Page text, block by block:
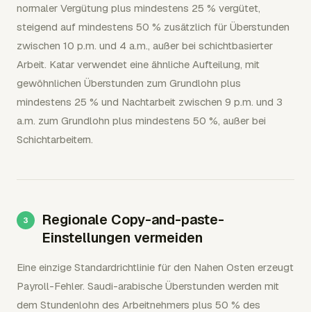
normaler Vergütung plus mindestens 25 % vergütet,
steigend auf mindestens 50 % zusätzlich für Überstunden
zwischen 10 p.m. und 4 a.m., außer bei schichtbasierter
Arbeit. Katar verwendet eine ähnliche Aufteilung, mit
gewöhnlichen Überstunden zum Grundlohn plus
mindestens 25 % und Nachtarbeit zwischen 9 p.m. und 3
a.m. zum Grundlohn plus mindestens 50 %, außer bei
Schichtarbeitern.
Regionale Copy-and-paste-
Einstellungen vermeiden
Eine einzige Standardrichtlinie für den Nahen Osten erzeugt
Payroll-Fehler. Saudi-arabische Überstunden werden mit
dem Stundenlohn des Arbeitnehmers plus 50 % des